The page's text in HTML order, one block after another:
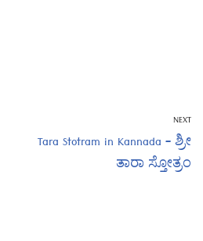
NEXT
Tara Stotram in Kannada – ಶ್ರೀ
ತಾರಾ ಸ್ತೋತ್ರಂ